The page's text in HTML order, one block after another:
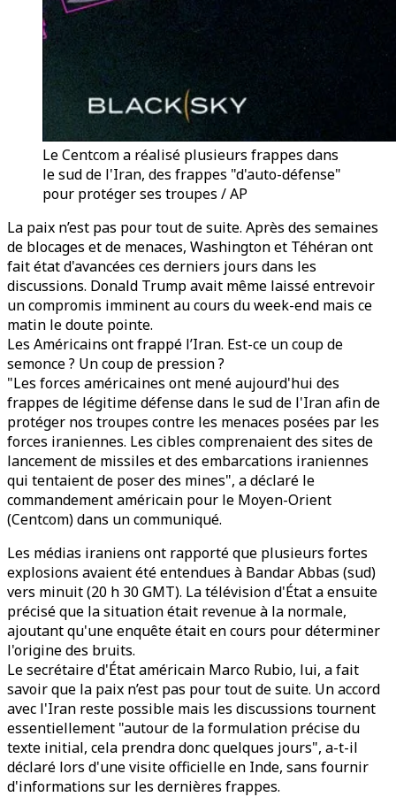
Le Centcom a réalisé plusieurs frappes dans
le sud de l'Iran, des frappes "d'auto-défense"
pour protéger ses troupes / AP
La paix n’est pas pour tout de suite. Après des semaines
de blocages et de menaces, Washington et Téhéran ont
fait état d'avancées ces derniers jours dans les
discussions. Donald Trump avait même laissé entrevoir
un compromis imminent au cours du week-end mais ce
matin le doute pointe.
Les Américains ont frappé l’Iran. Est-ce un coup de
semonce ? Un coup de pression ?
"Les forces américaines ont mené aujourd'hui des
frappes de légitime défense dans le sud de l'Iran afin de
protéger nos troupes contre les menaces posées par les
forces iraniennes. Les cibles comprenaient des sites de
lancement de missiles et des embarcations iraniennes
qui tentaient de poser des mines", a déclaré le
commandement américain pour le Moyen-Orient
(Centcom) dans un communiqué.
Les médias iraniens ont rapporté que plusieurs fortes
explosions avaient été entendues à Bandar Abbas (sud)
vers minuit (20 h 30 GMT). La télévision d'État a ensuite
précisé que la situation était revenue à la normale,
ajoutant qu'une enquête était en cours pour déterminer
l'origine des bruits.
Le secrétaire d'État américain Marco Rubio, lui, a fait
savoir que la paix n’est pas pour tout de suite. Un accord
avec l'Iran reste possible mais les discussions tournent
essentiellement "autour de la formulation précise du
texte initial, cela prendra donc quelques jours", a-t-il
déclaré lors d'une visite officielle en Inde, sans fournir
d'informations sur les dernières frappes.